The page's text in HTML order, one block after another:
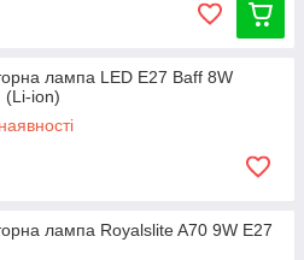
лампа LED E27 Baff 8W
(Li-ion)
лампа Royalslite A70 9W E27